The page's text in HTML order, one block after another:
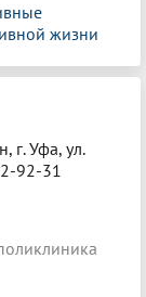
жизни
г. Уфа, ул.
92-31